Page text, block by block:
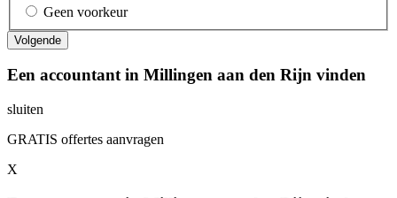
Geen voorkeur
Een accountant in Millingen aan den Rijn vinden
sluiten
GRATIS offertes aanvragen
X